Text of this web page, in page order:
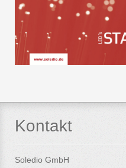
Kontakt
Soledio GmbH